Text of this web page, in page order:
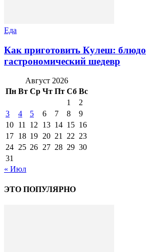
Еда
Как приготовить Кулеш: блюдо
гастрономический шедевр
Август 2026
Пн Вт Ср Чт Пт Сб Вс
1
2
3
4 5 6 7 8
9
10 11 12 13 14 15 16
17 18 19 20 21 22 23
24 25 26 27 28 29 30
31
« Июл
ЭТО ПОПУЛЯРНО